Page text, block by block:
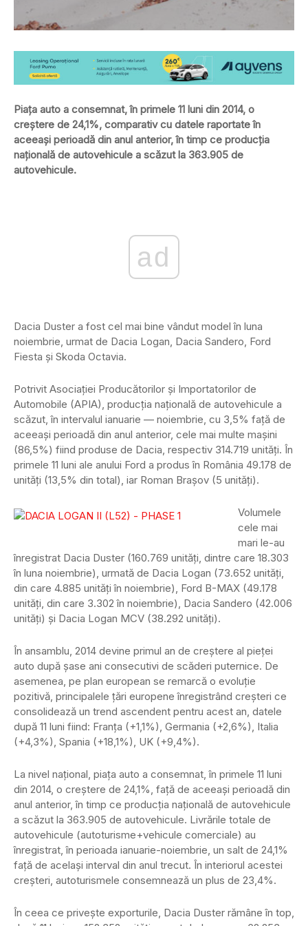
Piaţa auto a consemnat, în primele 11 luni din 2014, o
creştere de 24,1%, comparativ cu datele raportate în
aceeaşi perioadă din anul anterior, în timp ce producţia
naţională de autovehicule a scăzut la 363.905 de
autovehicule.
ad
Dacia Duster a fost cel mai bine vândut model în luna
noiembrie, urmat de Dacia Logan, Dacia Sandero, Ford
Fiesta şi Skoda Octavia.
Potrivit Asociaţiei Producătorilor şi Importatorilor de
Automobile (APIA), producţia naţională de autovehicule a
scăzut, în intervalul ianuarie — noiembrie, cu 3,5% faţă de
aceeaşi perioadă din anul anterior, cele mai multe maşini
(86,5%) fiind produse de Dacia, respectiv 314.719 unităţi. În
primele 11 luni ale anului Ford a produs în România 49.178 de
unităţi (13,5% din total), iar Roman Braşov (5 unităţi).
Volumele
cele mai
mari le-au
înregistrat Dacia Duster (160.769 unităţi, dintre care 18.303
în luna noiembrie), urmată de Dacia Logan (73.652 unităţi,
din care 4.885 unităţi în noiembrie), Ford B-MAX (49.178
unităţi, din care 3.302 în noiembrie), Dacia Sandero (42.006
unităţi) şi Dacia Logan MCV (38.292 unităţi).
În ansamblu, 2014 devine primul an de creştere al pieţei
auto după şase ani consecutivi de scăderi puternice. De
asemenea, pe plan european se remarcă o evoluţie
pozitivă, principalele ţări europene înregistrând creşteri ce
consolidează un trend ascendent pentru acest an, datele
după 11 luni fiind: Franţa (+1,1%), Germania (+2,6%), Italia
(+4,3%), Spania (+18,1%), UK (+9,4%).
La nivel naţional, piaţa auto a consemnat, în primele 11 luni
din 2014, o creştere de 24,1%, faţă de aceeaşi perioadă din
anul anterior, în timp ce producţia naţională de autovehicule
a scăzut la 363.905 de autovehicule. Livrările totale de
autovehicule (autoturisme+vehicule comerciale) au
înregistrat, în perioada ianuarie-noiembrie, un salt de 24,1%
faţă de acelaşi interval din anul trecut. În interiorul acestei
creşteri, autoturismele consemnează un plus de 23,4%.
În ceea ce priveşte exporturile, Dacia Duster rămâne în top,